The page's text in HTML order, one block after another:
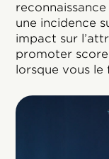
une incidence
impact sur
promoter
lorsque vous